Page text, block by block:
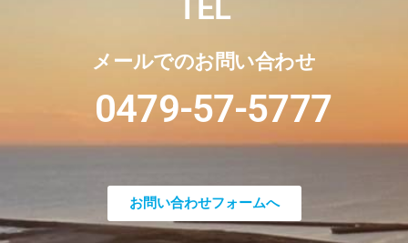
TEL
メールでのお問い合わせ
0479-57-5777
お問い合わせフォームへ